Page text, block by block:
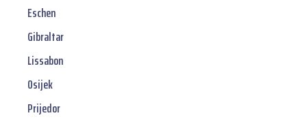
Eschen
Gibraltar
Lissabon
Osijek
Prijedor